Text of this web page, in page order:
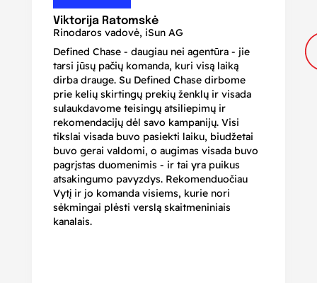
Viktorija Ratomskė
Rinodaros vadovė, iSun AG
Defined Chase - daugiau nei agentūra - jie
tarsi jūsų pačių komanda, kuri visą laiką
dirba drauge. Su Defined Chase dirbome
prie kelių skirtingų prekių ženklų ir visada
sulaukdavome teisingų atsiliepimų ir
rekomendacijų dėl savo kampanijų. Visi
tikslai visada buvo pasiekti laiku, biudžetai
buvo gerai valdomi, o augimas visada buvo
pagrįstas duomenimis - ir tai yra puikus
atsakingumo pavyzdys. Rekomenduočiau
Vytį ir jo komanda visiems, kurie nori
sėkmingai plėsti verslą skaitmeniniais
kanalais.
ir